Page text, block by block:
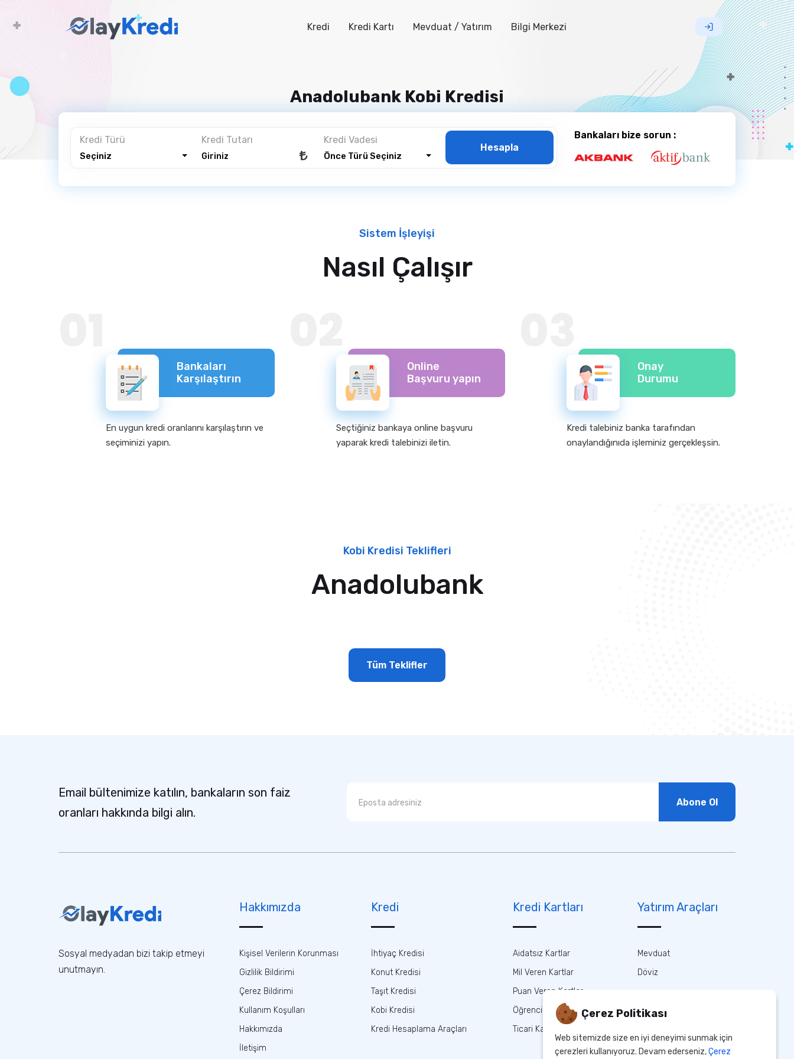
Kredi Kredi Kartı Mevduat / Yatırım Bilgi Merkezi
Anadolubank Kobi Kredisi
Kredi Kobi Kredisi Anadolubank Kobi Kredisi
Kredi Türü
Seçiniz
Kredi Tutarı Kredi Vadesi
Önce Türü Seçiniz
Hesapla
Bankaları bize sorun :
Sistem İşleyişi
Nasıl Çalışır
Bankaları
Karşılaştırın
En uygun kredi oranlarını karşılaştırın ve
seçiminizi yapın.
Online
Başvuru yapın
Seçtiğiniz bankaya online başvuru
yaparak kredi talebinizi iletin.
Onay
Durumu
Kredi talebiniz banka tarafından
onaylandığınıda işleminiz gerçekleşsin.
Kobi Kredisi Teklifleri
Anadolubank
Tüm Teklifler
Email bültenimize katılın, bankaların son faiz
oranları hakkında bilgi alın.
Abone Ol
Sosyal medyadan bizi takip etmeyi
unutmayın.
Hakkımızda
Kişisel Verilerin Korunması
Gizlilik Bildirimi
Çerez Bildirimi
Kullanım Koşulları
Hakkımızda
İletişim
Kredi
İhtiyaç Kredisi
Konut Kredisi
Taşıt Kredisi
Kobi Kredisi
Kredi Hesaplama Araçları
Kredi Kartları
Aidatsız Kartlar
Mil Veren Kartlar
Puan Veren Kartlar
Öğrenci Kartları
Ticari Kartlar
Yatırım Araçları
Mevduat
Döviz
Çerez Politikası
Web sitemizde size en iyi deneyimi sunmak için
çerezleri kullanıyoruz. Devam ederseniz,Çerez